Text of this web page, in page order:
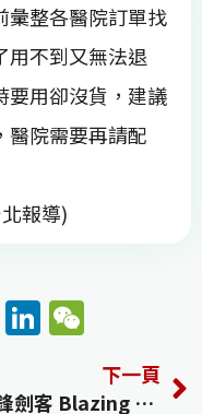
彙整各醫院訂單找
用不到又無法退
要用卻沒貨，建議
醫院需要再請配
報導)
Li
n
Li
n
k C下一頁
刀鋒劍客 Blazing Samurai